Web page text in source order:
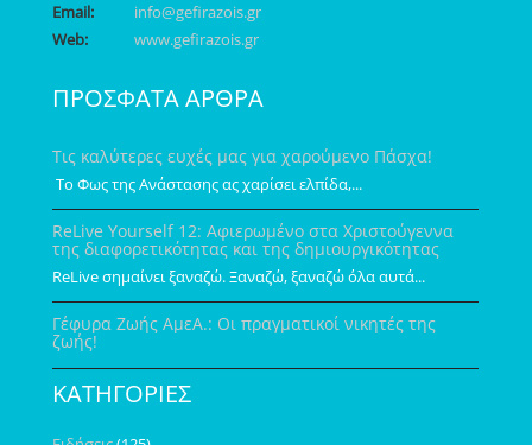
Email:
info@gefirazois.gr
Web:
www.gefirazois.gr
ΠΡΟΣΦΑΤΑ ΑΡΘΡΑ
Τις καλύτερες ευχές μας για χαρούμενο Πάσχα!
Το Φως της Ανάστασης ας χαρίσει ελπίδα,...
ReLive Yourself 12: Αφιερωμένο στα Χριστούγεννα
της διαφορετικότητας και της δημιουργικότητας
ReLive σημαίνει ξαναζώ. Ξαναζώ, ξαναζώ όλα αυτά...
Γέφυρα Ζωής ΑμεΑ.: Οι πραγματικοί νικητές της
ζωής!
ΚΑΤΗΓΟΡΙΕΣ